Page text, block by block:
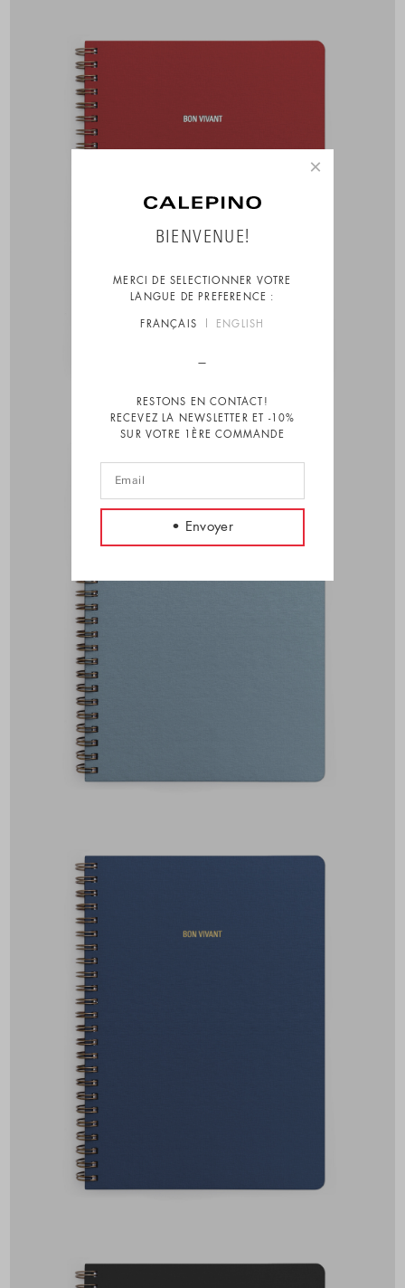
×
BIENVENUE!
MERCI DE SELECTIONNER VOTRE
LANGUE DE PREFERENCE :
FRANÇAIS ENGLISH
RESTONS EN CONTACT!
RECEVEZ LA NEWSLETTER ET -10%
SUR VOTRE 1ÈRE COMMANDE